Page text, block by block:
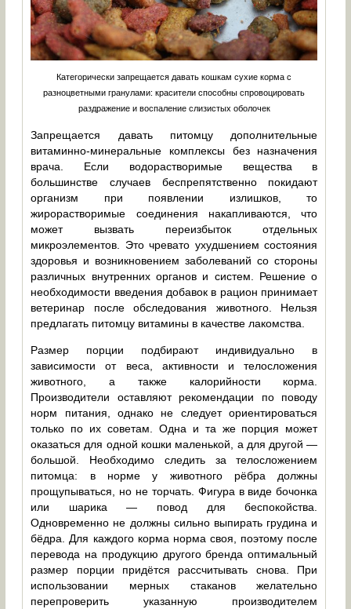
Категорически запрещается давать кошкам сухие корма с
разноцветными гранулами: красители способны спровоцировать
раздражение и воспаление слизистых оболочек
Запрещается давать питомцу дополнительные
витаминно-минеральные комплексы без назначения
врача. Если водорастворимые вещества в
большинстве случаев беспрепятственно покидают
организм при появлении излишков, то
жирорастворимые соединения накапливаются, что
может вызвать переизбыток отдельных
микроэлементов. Это чревато ухудшением состояния
здоровья и возникновением заболеваний со стороны
различных внутренних органов и систем. Решение о
необходимости введения добавок в рацион принимает
ветеринар после обследования животного. Нельзя
предлагать питомцу витамины в качестве лакомства.
Размер порции подбирают индивидуально в
зависимости от веса, активности и телосложения
животного, а также калорийности корма.
Производители оставляют рекомендации по поводу
норм питания, однако не следует ориентироваться
только по их советам. Одна и та же порция может
оказаться для одной кошки маленькой, а для другой —
большой. Необходимо следить за телосложением
питомца: в норме у животного рёбра должны
прощупываться, но не торчать. Фигура в виде бочонка
или шарика — повод для беспокойства.
Одновременно не должны сильно выпирать грудина и
бёдра. Для каждого корма норма своя, поэтому после
перевода на продукцию другого бренда оптимальный
размер порции придётся рассчитывать снова. При
использовании мерных стаканов желательно
перепроверить указанную производителем